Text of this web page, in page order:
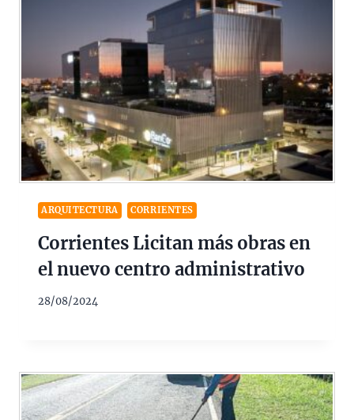
ARQUITECTURA CORRIENTES
Corrientes Licitan más obras en
el nuevo centro administrativo
28/08/2024